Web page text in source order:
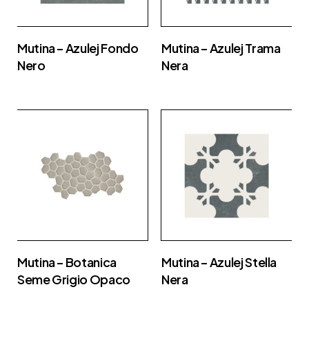
Mutina – Azulej Fondo
Nero
Mutina – Azulej Trama
Nera
Mutina – Botanica
Seme Grigio Opaco
Mutina – Azulej Stella
Nera